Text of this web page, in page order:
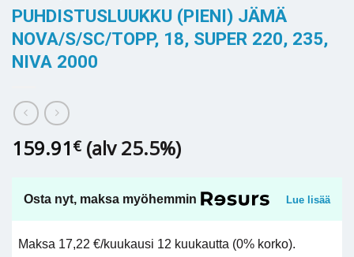
PUHDISTUSLUUKKU (PIENI) JÄMÄ
NOVA/S/SC/TOPP, 18, SUPER 220, 235,
NIVA 2000
159.91 € (alv 25.5%)
Osta nyt, maksa myöhemmin Lue lisää
Maksa 17,22 €/kuukausi 12 kuukautta (0% korko).